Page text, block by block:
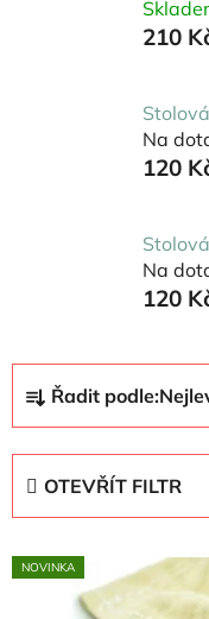
210
Na
120
Na
120
a
z
p
Řadit podle:
OTEVŘÍT FILTR
V
ý
NOVINKA